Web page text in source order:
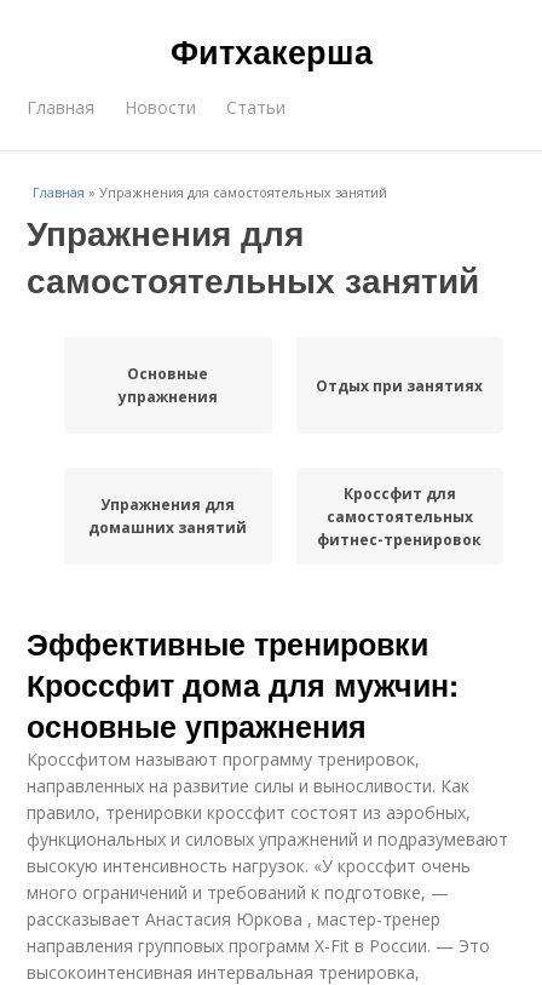
Фитхакерша
Главная Новости Статьи
Главная »Упражнения для самостоятельных занятий
Упражнения для
самостоятельных занятий
Основные
упражнения
Отдых при занятиях
Упражнения для
домашних занятий
Кроссфит для
самостоятельных
фитнес-тренировок
Эффективные тренировки
Кроссфит дома для мужчин:
основные упражнения
Кроссфитом называют программу тренировок,
направленных на развитие силы и выносливости. Как
правило, тренировки кроссфит состоят из аэробных,
функциональных и силовых упражнений и подразумевают
высокую интенсивность нагрузок. «У кроссфит очень
много ограничений и требований к подготовке, —
рассказывает Анастасия Юркова , мастер-тренер
направления групповых программ X-Fit в России. — Это
высокоинтенсивная интервальная тренировка,